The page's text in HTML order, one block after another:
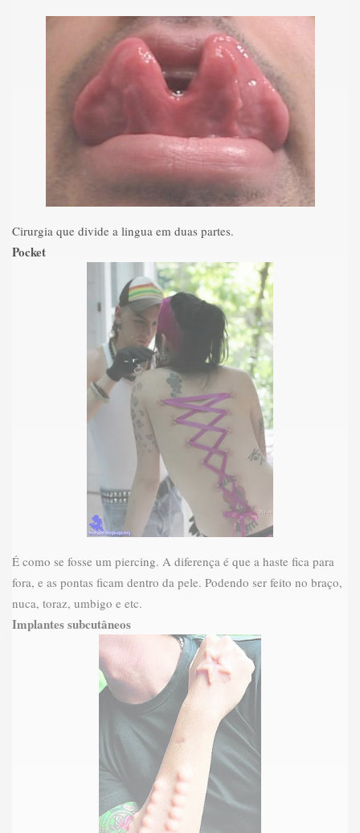
Cirurgia que divide a lingua em duas partes.
Pocket
É como se fosse um piercing. A diferença é que a haste fica para
fora, e as pontas ficam dentro da pele. Podendo ser feito no braço,
nuca, toraz, umbigo e etc.
Implantes subcutâneos